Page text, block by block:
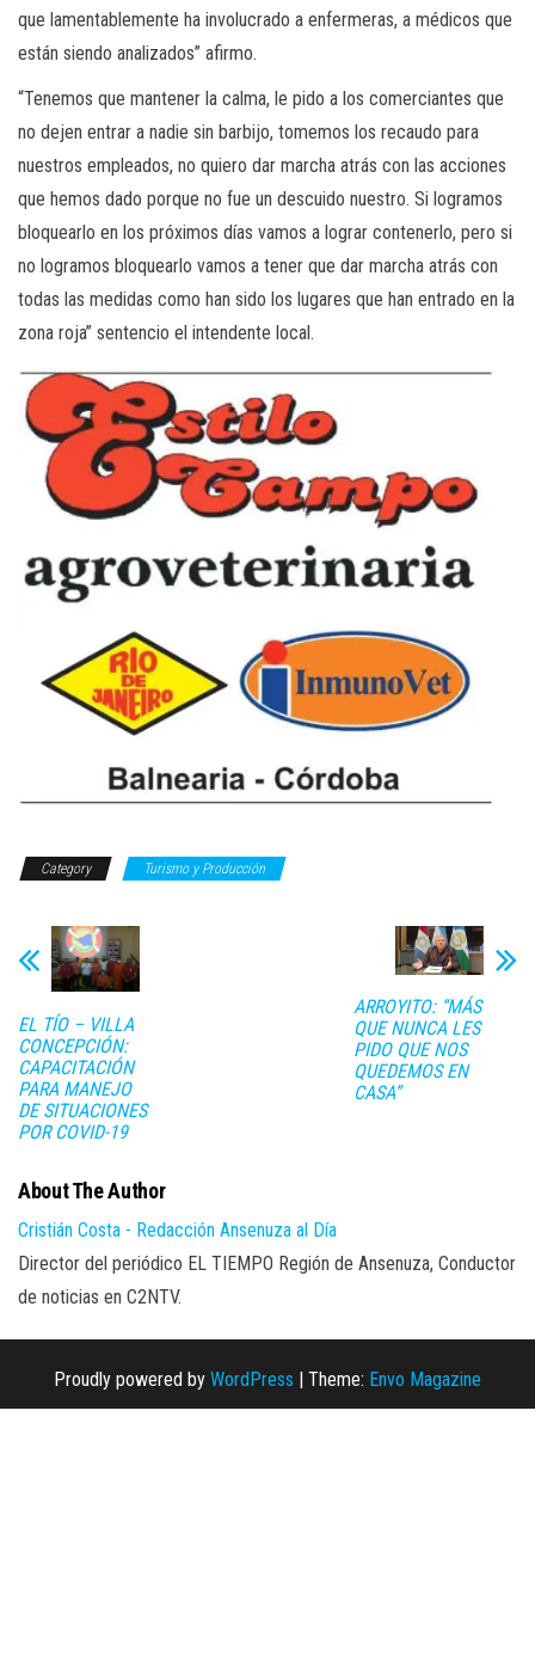
que lamentablemente ha involucrado a enfermeras, a médicos que
están siendo analizados” afirmo.
“Tenemos que mantener la calma, le pido a los comerciantes que
no dejen entrar a nadie sin barbijo, tomemos los recaudo para
nuestros empleados, no quiero dar marcha atrás con las acciones
que hemos dado porque no fue un descuido nuestro. Si logramos
bloquearlo en los próximos días vamos a lograr contenerlo, pero si
no logramos bloquearlo vamos a tener que dar marcha atrás con
todas las medidas como han sido los lugares que han entrado en la
zona roja” sentencio el intendente local.
Category Turismo y Producción
EL TÍO – VILLA
CONCEPCIÓN:
CAPACITACIÓN
PARA MANEJO
DE SITUACIONES
POR COVID-19
ARROYITO: “MÁS
QUE NUNCA LES
PIDO QUE NOS
QUEDEMOS EN
CASA”
About The Author
Cristián Costa - Redacción Ansenuza al Día
Director del periódico EL TIEMPO Región de Ansenuza, Conductor
de noticias en C2NTV.
Proudly powered by WordPress | Theme: Envo Magazine